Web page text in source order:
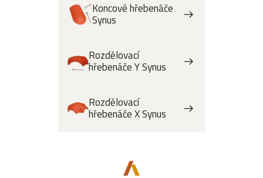
Koncové hřebenáče
Synus
Rozdělovací
hřebenáče Y Synus
Rozdělovací
hřebenáče X Synus